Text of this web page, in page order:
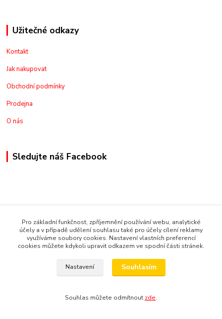
Užitečné odkazy
Kontakt
Jak nakupovat
Obchodní podmínky
Prodejna
O nás
Sledujte náš Facebook
+420775973462
Pro základní funkčnost, zpříjemnění používání webu, analytické
účely a v případě udělení souhlasu také pro účely cílení reklamy
využíváme soubory cookies. Nastavení vlastních preferencí
cookies můžete kdykoli upravit odkazem ve spodní části stránek.
Nastavení Souhlasím
Souhlas můžete odmítnout zde.